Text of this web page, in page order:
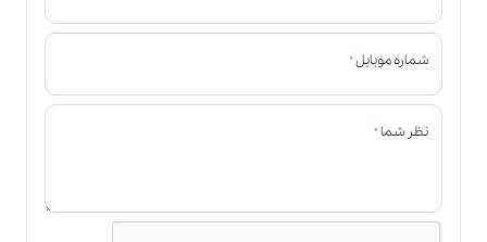
شماره موبایل*
نظر شما*